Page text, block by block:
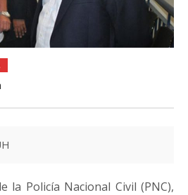
la Policía Nacional Civil (PNC),